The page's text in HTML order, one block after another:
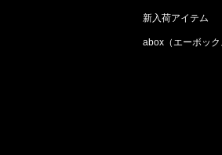
新入荷アイテム
abox（エーボック